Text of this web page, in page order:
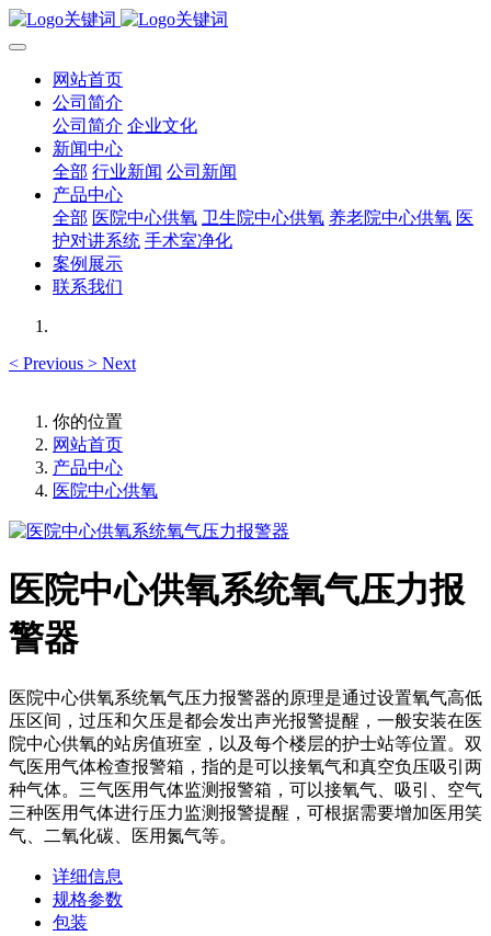
网站首页
公司简介
公司简介 企业文化
新闻中心
全部 行业新闻 公司新闻
产品中心
全部 医院中心供氧 卫生院中心供氧 养老院中心供氧 医
护对讲系统 手术室净化
案例展示
联系我们
< Previous > Next
你的位置
网站首页
产品中心
医院中心供氧
医院中心供氧系统氧气压力报
警器
医院中心供氧系统氧气压力报警器的原理是通过设置氧气高低
压区间，过压和欠压是都会发出声光报警提醒，一般安装在医
院中心供氧的站房值班室，以及每个楼层的护士站等位置。双
气医用气体检查报警箱，指的是可以接氧气和真空负压吸引两
种气体。三气医用气体监测报警箱，可以接氧气、吸引、空气
三种医用气体进行压力监测报警提醒，可根据需要增加医用笑
气、二氧化碳、医用氮气等。
详细信息
规格参数
包装